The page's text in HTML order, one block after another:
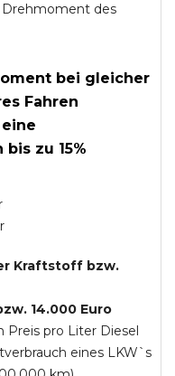
Drehmoment des
bei gleicher
Fahren
zu 15%
Kraftstoff bzw.
14.000 Euro
Preis pro Liter Diesel
eines LKW`s